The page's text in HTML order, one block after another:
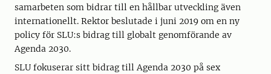
samarbeten som bidrar till en hållbar utveckling även
internationellt. Rektor beslutade i juni 2019 om en ny
policy för SLU:s bidrag till globalt genomförande av
Agenda 2030.
SLU fokuserar sitt bidrag till Agenda 2030 på sex